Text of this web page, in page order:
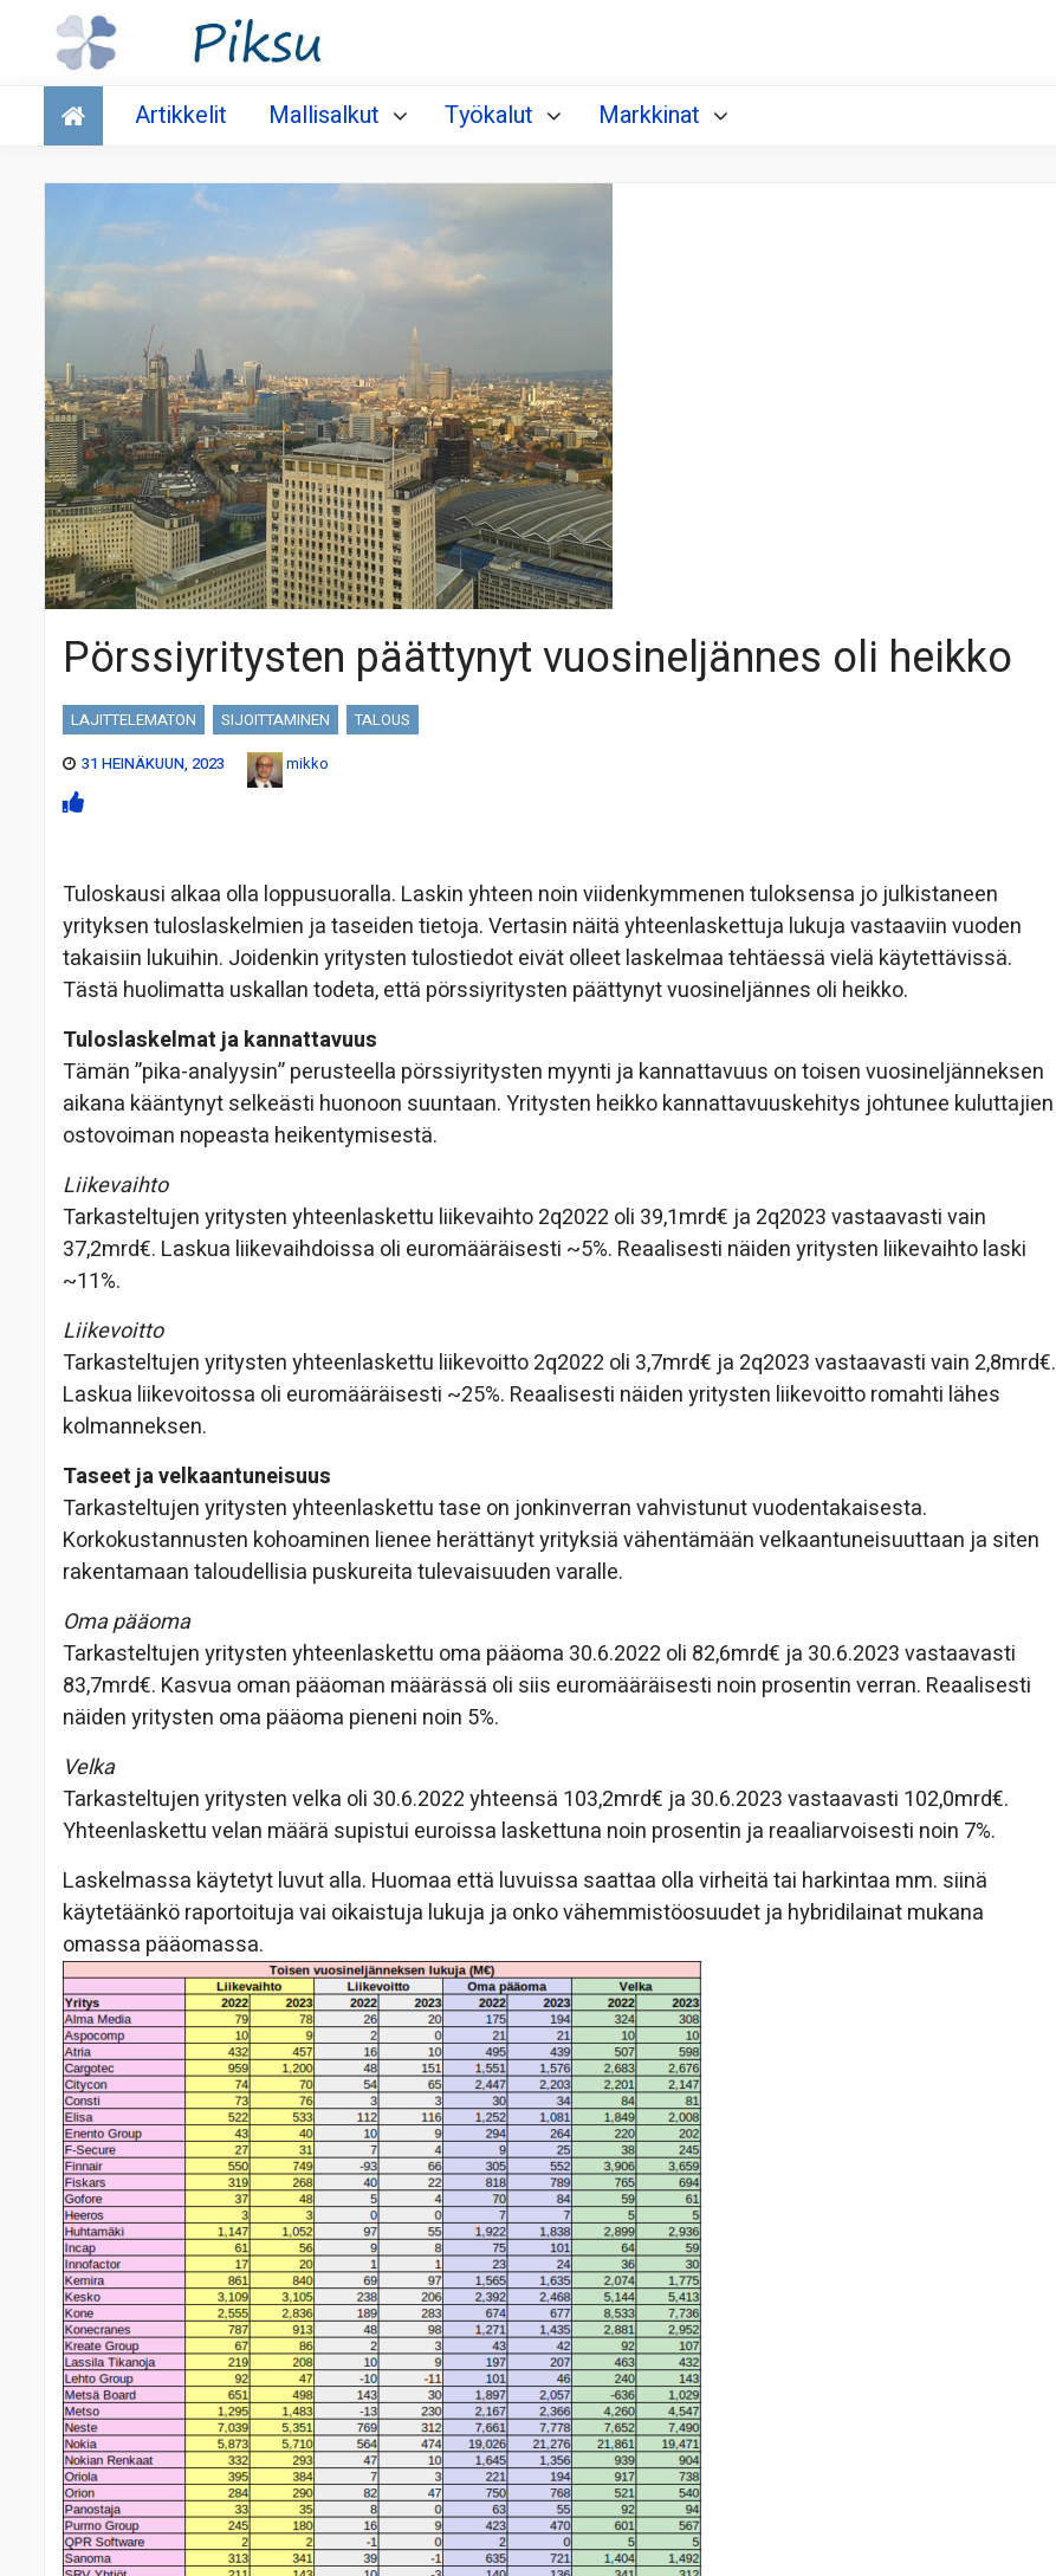
Talous
Artikkelit Mallisalkut Työkalut Markkinat
Pörssiyritysten päättynyt vuosineljännes oli heikko
LAJITTELEMATON SIJOITTAMINEN
TALOUS
31 HEINÄKUUN, 2023
mikko
Tuloskausi alkaa olla loppusuoralla. Laskin yhteen noin viidenkymmenen tuloksensa jo julkistaneen
yrityksen tuloslaskelmien ja taseiden tietoja. Vertasin näitä yhteenlaskettuja lukuja vastaaviin vuoden
takaisiin lukuihin. Joidenkin yritysten tulostiedot eivät olleet laskelmaa tehtäessä vielä käytettävissä.
Tästä huolimatta uskallan todeta, että pörssiyritysten päättynyt vuosineljännes oli heikko.
Tuloslaskelmat ja kannattavuus
Tämän ”pika-analyysin” perusteella pörssiyritysten myynti ja kannattavuus on toisen vuosineljänneksen
aikana kääntynyt selkeästi huonoon suuntaan. Yritysten heikko kannattavuuskehitys johtunee kuluttajien
ostovoiman nopeasta heikentymisestä.
Liikevaihto
Tarkasteltujen yritysten yhteenlaskettu liikevaihto 2q2022 oli 39,1mrd€ ja 2q2023 vastaavasti vain
37,2mrd€. Laskua liikevaihdoissa oli euromääräisesti ~5%. Reaalisesti näiden yritysten liikevaihto laski
~11%.
Liikevoitto
Tarkasteltujen yritysten yhteenlaskettu liikevoitto 2q2022 oli 3,7mrd€ ja 2q2023 vastaavasti vain 2,8mrd€.
Laskua liikevoitossa oli euromääräisesti ~25%. Reaalisesti näiden yritysten liikevoitto romahti lähes
kolmanneksen.
Taseet ja velkaantuneisuus
Tarkasteltujen yritysten yhteenlaskettu tase on jonkinverran vahvistunut vuodentakaisesta.
Korkokustannusten kohoaminen lienee herättänyt yrityksiä vähentämään velkaantuneisuuttaan ja siten
rakentamaan taloudellisia puskureita tulevaisuuden varalle.
Oma pääoma
Tarkasteltujen yritysten yhteenlaskettu oma pääoma 30.6.2022 oli 82,6mrd€ ja 30.6.2023 vastaavasti
83,7mrd€. Kasvua oman pääoman määrässä oli siis euromääräisesti noin prosentin verran. Reaalisesti
näiden yritysten oma pääoma pieneni noin 5%.
Velka
Tarkasteltujen yritysten velka oli 30.6.2022 yhteensä 103,2mrd€ ja 30.6.2023 vastaavasti 102,0mrd€.
Yhteenlaskettu velan määrä supistui euroissa laskettuna noin prosentin ja reaaliarvoisesti noin 7%.
Laskelmassa käytetyt luvut alla. Huomaa että luvuissa saattaa olla virheitä tai harkintaa mm. siinä
käytetäänkö raportoituja vai oikaistuja lukuja ja onko vähemmistöosuudet ja hybridilainat mukana
omassa pääomassa.